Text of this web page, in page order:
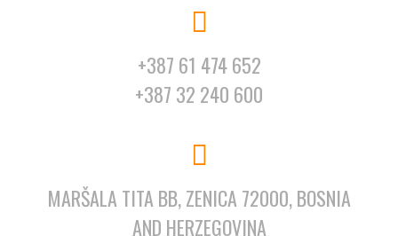
+387 61 474 652
+387 32 240 600
MARŠALA TITA BB, ZENICA 72000, BOSNIA
AND HERZEGOVINA